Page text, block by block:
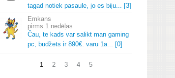
tagad notiek pasaule, jo es biju... [3]
Emkans
1 nedēļas
Čau, te kads var salikt man gaming
pc, budžets ir 890€. varu 1a... [0]
1 2 3 4 5